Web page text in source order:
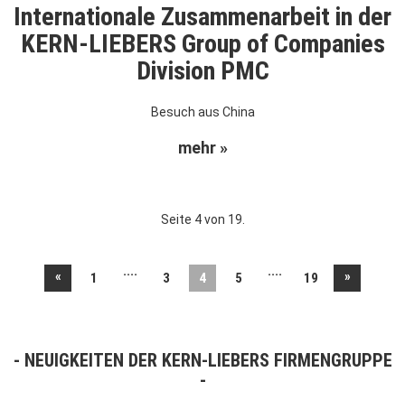
Internationale Zusammenarbeit in der
KERN-LIEBERS Group of Companies
Division PMC
Besuch aus China
mehr »
Seite 4 von 19.
« 1 .... 3 4 5 .... 19 »
NEUIGKEITEN DER KERN-LIEBERS FIRMENGRUPPE